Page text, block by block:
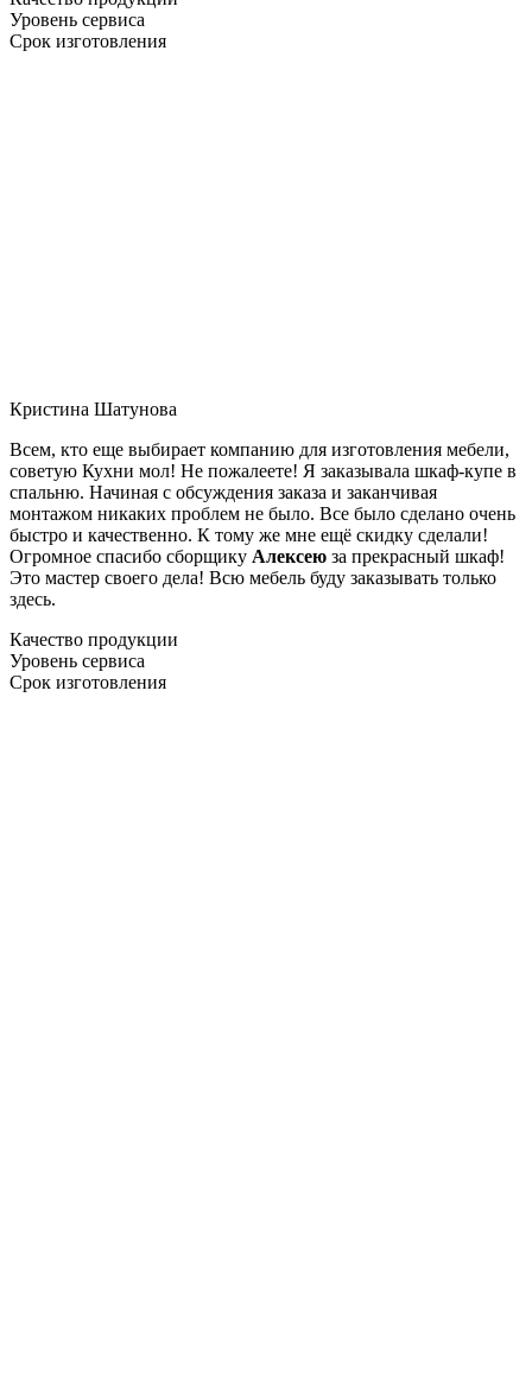
Уровень сервиса
Срок изготовления
Кристина Шатунова
Всем, кто еще выбирает компанию для изготовления мебели,
советую Кухни мол! Не пожалеете! Я заказывала шкаф-купе в
спальню. Начиная с обсуждения заказа и заканчивая
монтажом никаких проблем не было. Все было сделано очень
быстро и качественно. К тому же мне ещё скидку сделали!
Огромное спасибо сборщику Алексею за прекрасный шкаф!
Это мастер своего дела! Всю мебель буду заказывать только
здесь.
Качество продукции
Уровень сервиса
Срок изготовления